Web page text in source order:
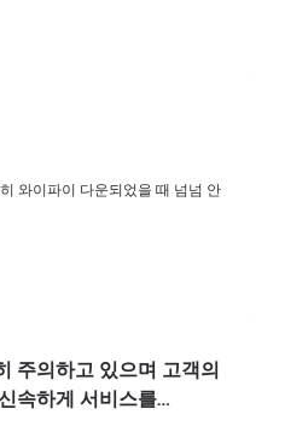
와이파이 다운되었을 때 넘넘 안
주의하고 있으며 고객의
속하게 서비스를…